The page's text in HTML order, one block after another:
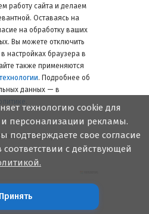
работу сайта и делаем
Оставаясь на
на обработку ваших
Вы можете отключить
настройках браузера в
также применяются
. Подробнее об
данных — в
Профиль.
технологию cookie для
персонализации рекламы.
подтверждаете свое согласие
с действующей
Принять